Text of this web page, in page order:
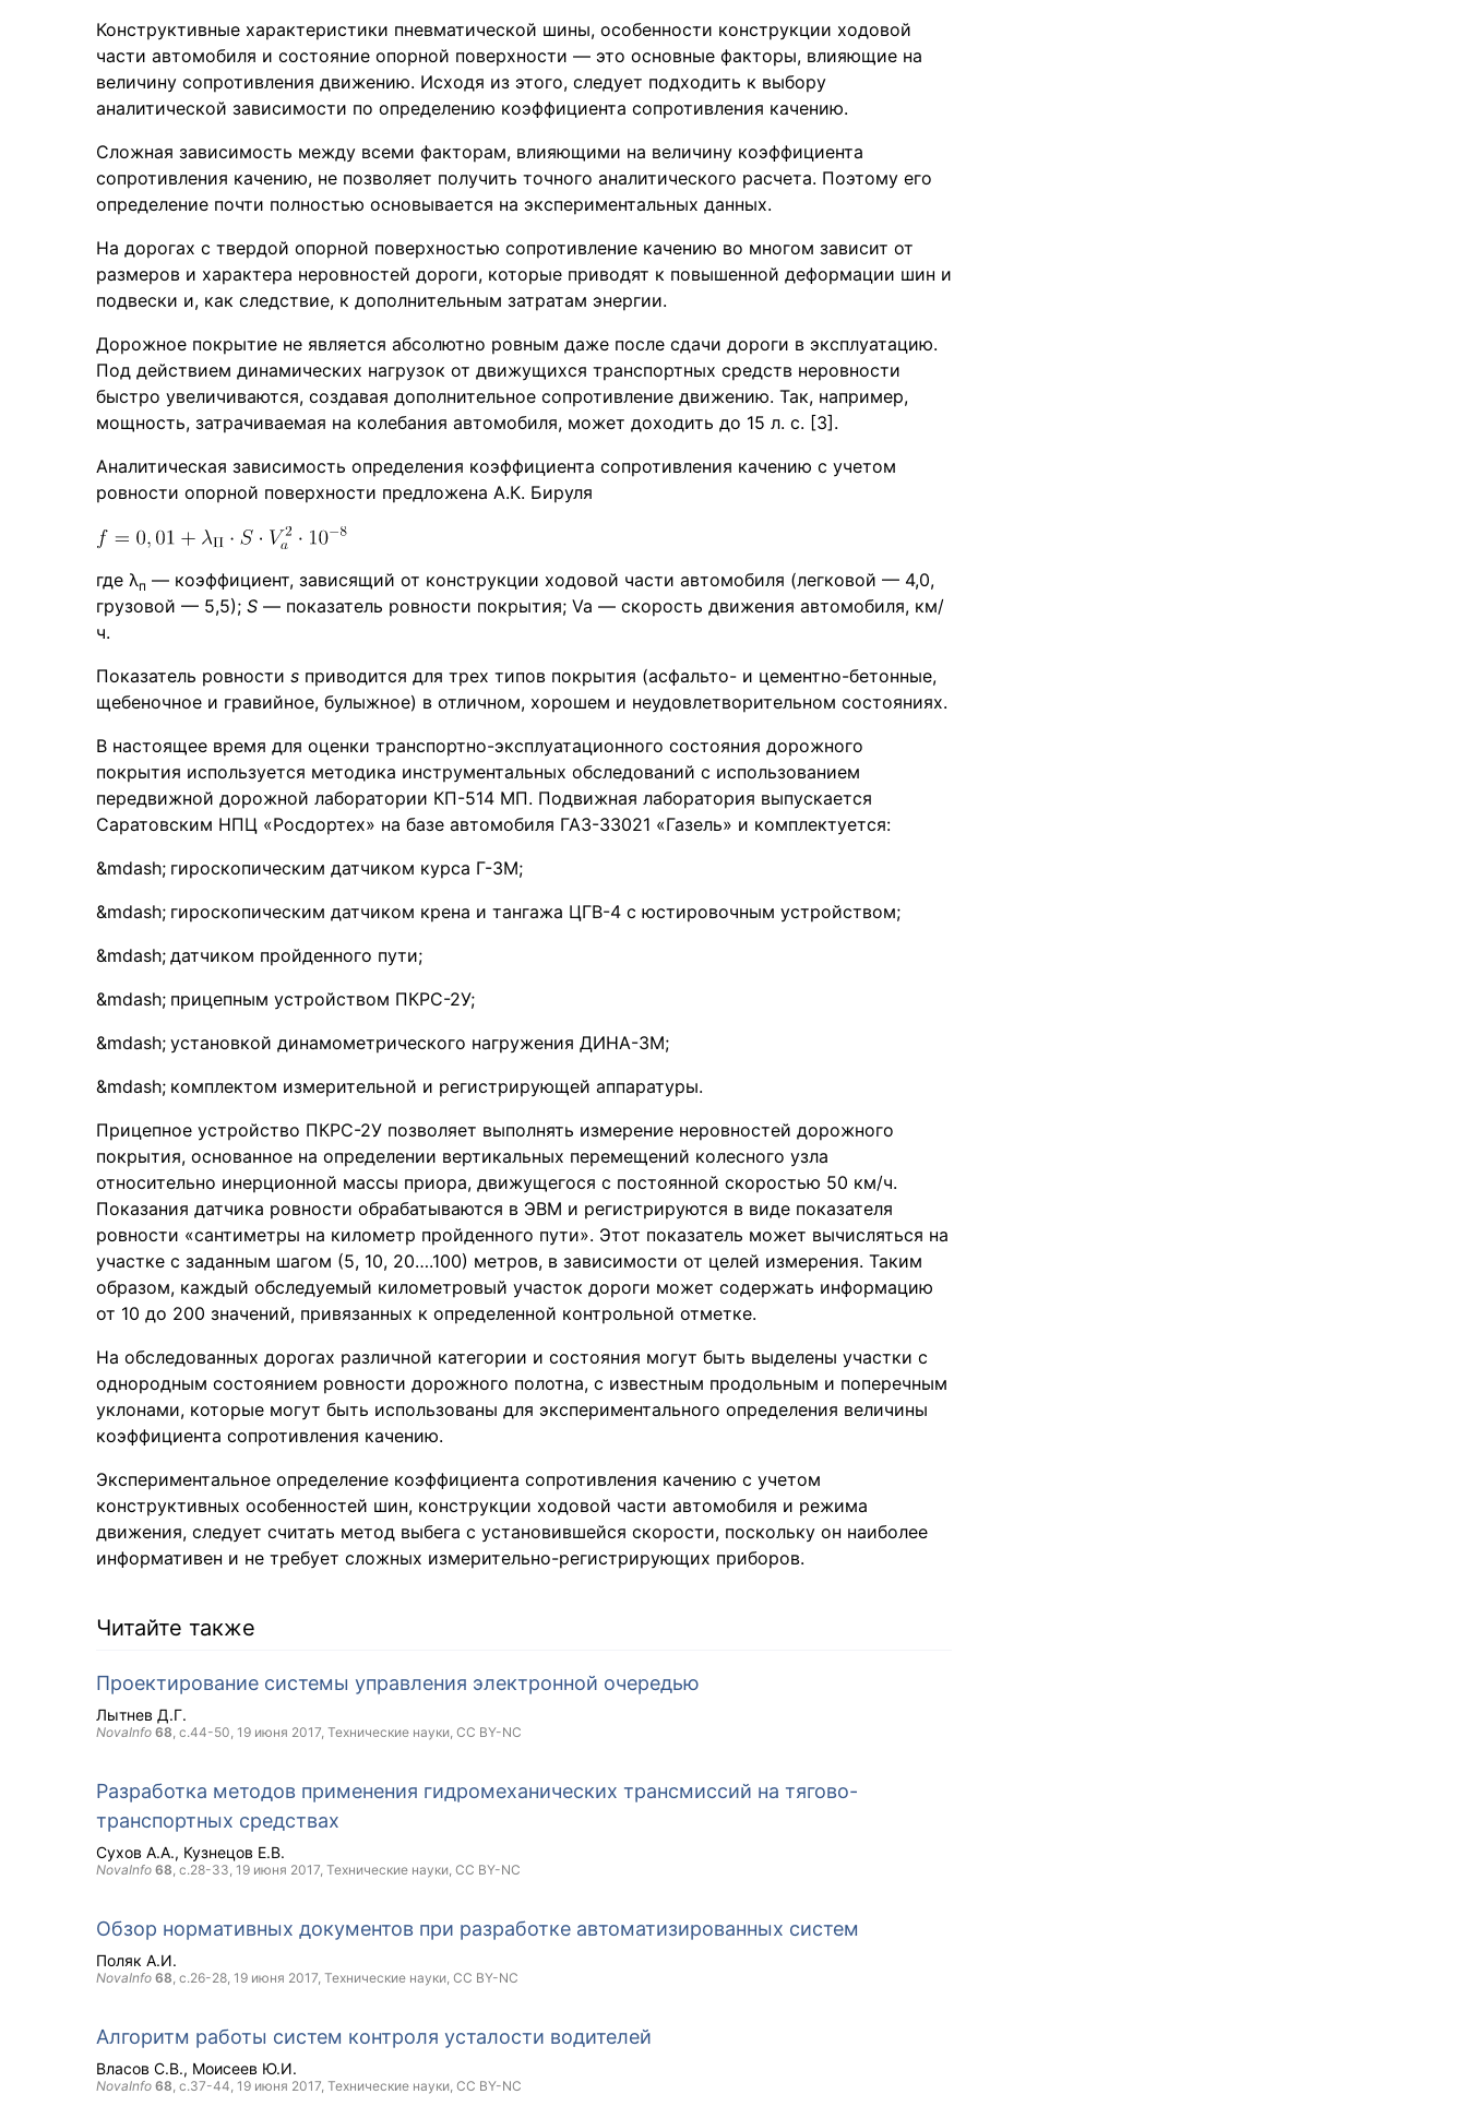
Конструктивные характеристики пневматической шины, особенности конструкции ходовой
части автомобиля и состояние опорной поверхности — это основные факторы, влияющие на
величину сопротивления движению. Исходя из этого, следует подходить к выбору
аналитической зависимости по определению коэффициента сопротивления качению.
Сложная зависимость между всеми факторам, влияющими на величину коэффициента
сопротивления качению, не позволяет получить точного аналитического расчета. Поэтому его
определение почти полностью основывается на экспериментальных данных.
На дорогах с твердой опорной поверхностью сопротивление качению во многом зависит от
размеров и характера неровностей дороги, которые приводят к повышенной деформации шин и
подвески и, как следствие, к дополнительным затратам энергии.
Дорожное покрытие не является абсолютно ровным даже после сдачи дороги в эксплуатацию.
Под действием динамических нагрузок от движущихся транспортных средств неровности
быстро увеличиваются, создавая дополнительное сопротивление движению. Так, например,
мощность, затрачиваемая на колебания автомобиля, может доходить до 15 л. с. [3].
Аналитическая зависимость определения коэффициента сопротивления качению с учетом
ровности опорной поверхности предложена А.К. Бируля
где λп — коэффициент, зависящий от конструкции ходовой части автомобиля (легковой — 4,0,
грузовой — 5,5); S — показатель ровности покрытия; Va — скорость движения автомобиля, км/
ч.
Показатель ровности s приводится для трех типов покрытия (асфальто- и цементно-бетонные,
щебеночное и гравийное, булыжное) в отличном, хорошем и неудовлетворительном состояниях.
В настоящее время для оценки транспортно-эксплуатационного состояния дорожного
покрытия используется методика инструментальных обследований с использованием
передвижной дорожной лаборатории КП-514 МП. Подвижная лаборатория выпускается
Саратовским НПЦ «Росдортех» на базе автомобиля ГАЗ-33021 «Газель» и комплектуется:
гироскопическим датчиком курса Г-3М;
гироскопическим датчиком крена и тангажа ЦГВ-4 с юстировочным устройством;
датчиком пройденного пути;
прицепным устройством ПКРС-2У;
установкой динамометрического нагружения ДИНА-3М;
комплектом измерительной и регистрирующей аппаратуры.
Прицепное устройство ПКРС-2У позволяет выполнять измерение неровностей дорожного
покрытия, основанное на определении вертикальных перемещений колесного узла
относительно инерционной массы приора, движущегося с постоянной скоростью 50 км/ч.
Показания датчика ровности обрабатываются в ЭВМ и регистрируются в виде показателя
ровности «сантиметры на километр пройденного пути». Этот показатель может вычисляться на
участке с заданным шагом (5, 10, 20….100) метров, в зависимости от целей измерения. Таким
образом, каждый обследуемый километровый участок дороги может содержать информацию
от 10 до 200 значений, привязанных к определенной контрольной отметке.
На обследованных дорогах различной категории и состояния могут быть выделены участки с
однородным состоянием ровности дорожного полотна, с известным продольным и поперечным
уклонами, которые могут быть использованы для экспериментального определения величины
коэффициента сопротивления качению.
Экспериментальное определение коэффициента сопротивления качению с учетом
конструктивных особенностей шин, конструкции ходовой части автомобиля и режима
движения, следует считать метод выбега с установившейся скорости, поскольку он наиболее
информативен и не требует сложных измерительно-регистрирующих приборов.
Читайте также
Проектирование системы управления электронной очередью
Лытнев Д.Г.
NovaInfo 68, с.44-50, 19 июня 2017, Технические науки, CC BY-NC
Разработка методов применения гидромеханических трансмиссий на тягово-
транспортных средствах
Сухов А.А. Кузнецов Е.В.
NovaInfo 68, с.28-33, 19 июня 2017, Технические науки, CC BY-NC
Обзор нормативных документов при разработке автоматизированных систем
Поляк А.И.
NovaInfo 68, с.26-28, 19 июня 2017, Технические науки, CC BY-NC
Алгоритм работы систем контроля усталости водителей
Власов С.В. Моисеев Ю.И.
NovaInfo 68, с.37-44, 19 июня 2017, Технические науки, CC BY-NC